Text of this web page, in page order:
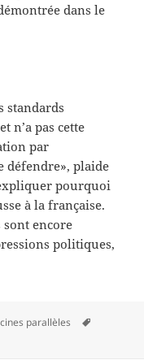
dans le
standards
n’a pas cette
par
défendre», plaide
pourquoi
à la française.
sont encore
politiques,
parallèles